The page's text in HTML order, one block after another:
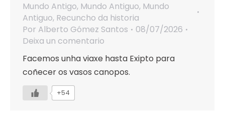
Mundo Antigo, Mundo Antiguo, Mundo
Antiguo, Recuncho da historia
Por Alberto Gómez Santos
08/07/2026
Deixa un comentario
Facemos unha viaxe hasta Exipto para
coñecer os vasos canopos.
+54